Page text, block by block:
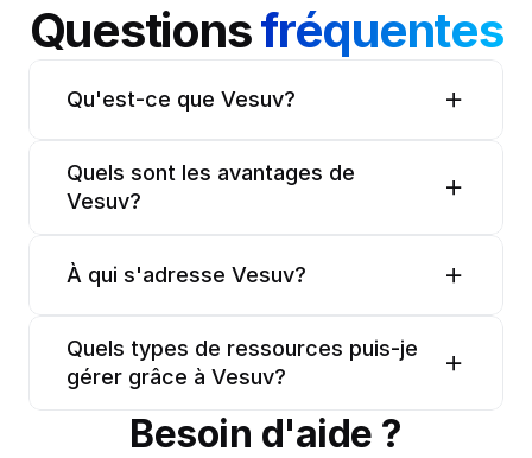
Questions fréquentes
Qu'est-ce que Vesuv?
Quels sont les avantages de
Vesuv?
À qui s'adresse Vesuv?
Quels types de ressources puis-je
gérer grâce à Vesuv?
Besoin d'aide ?